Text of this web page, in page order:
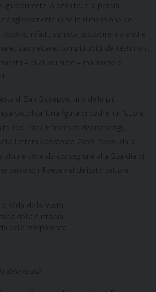
giustamente la definite; e la parola
in sé la dimensione del
, infatti, significa custodire ma anche
trasmettere; compiti tipici dei testimoni,
– quali voi siete – ma anche e
di San Giuseppe, una delle più
cattolica. Una figura di padre; un “cuore
così Papa Francesco dedicandogli,
Lettera Apostolica
, dalla
alcune sfide da consegnare alla Guardia di
servono il Paese nel delicato settore
la sfida della realtà
sfida della custodia
della trasparenza
della realtà